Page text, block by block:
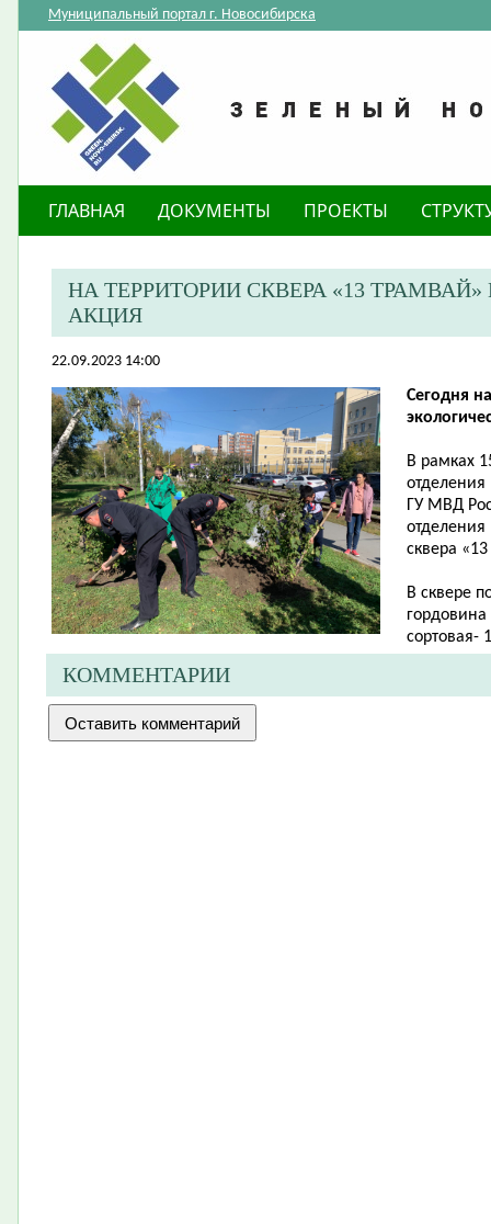
Муниципальный портал г. Новосибирска
ГЛАВНАЯ ДОКУМЕНТЫ ПРОЕКТЫ
НА ТЕРРИТОРИИ СКВЕРА «13
АКЦИЯ
22.09.2023 14:00
Сегодня
В рамках
отделения
ГУ МВД
сквера
В сквере
сортовая-
КОММЕНТАРИИ